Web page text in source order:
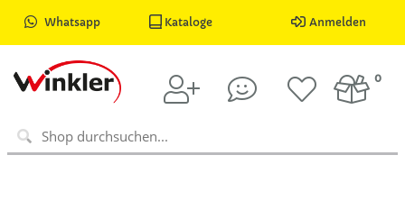
Whatsapp Kataloge Anmelden
0